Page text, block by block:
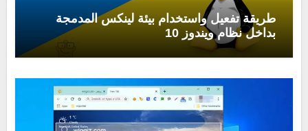
طريقة تفعيل واستخدام بيئة لينكس المدمجة
بداخل نظام ويندوز 10